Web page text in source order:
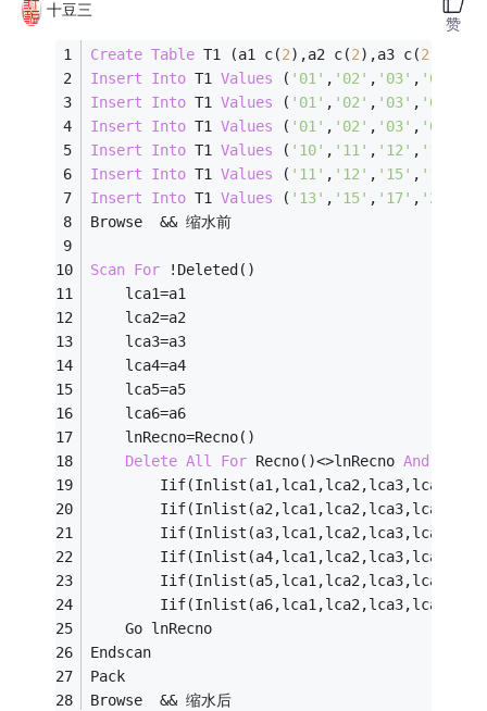
十豆三
Create Table T1 (a1 c(2),a2 c(2),a3 c(2
Insert
Into T1 Values ( '01' , '02' , '03' , '04'
Insert
Into T1 Values ( '01' , '02' , '03' , '04'
Insert
Into T1 Values ( '01' , '02' , '03' , '06'
Insert
Into T1 Values ( '10' , '11' , '12' , '15'
Insert
Into T1 Values ( '11' , '12' , '15' , '17'
Insert
Into T1 Values ( '13' , '15' , '17' , '20'
Browse && 缩水前
Scan For ! Deleted()
	lca1
=a1
	lca2
=a2
	lca3
=a3
	lca4
=a4
	lca5
=a5
	lca6
=a6
	lnRecno
=Recno()
Delete All For Recno()<>lnRecno And
	Go lnRecno
Endscan
Pack
Browse && 缩水后
赞